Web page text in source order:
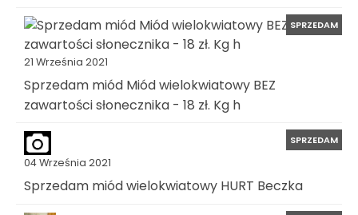
21 Września 2021
SPRZEDAM
Sprzedam miód Miód wielokwiatowy BEZ
zawartości słonecznika - 18 zł. Kg h
04 Września 2021
SPRZEDAM
Sprzedam miód wielokwiatowy HURT Beczka